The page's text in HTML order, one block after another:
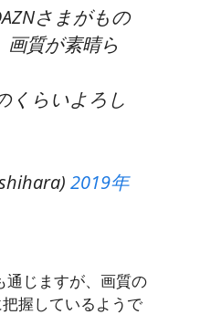
さまがもの
質が素晴ら
くらいよろし
2019年
通じますが、画質の
握しているようで